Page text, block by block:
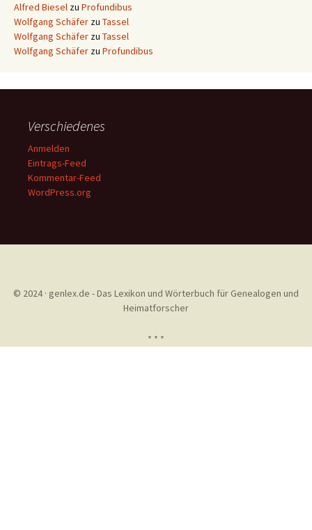
Alfred Biesel zu Profundibus
Wolfgang Schäfer zu Tassel
Wolfgang Schäfer zu Tassel
Wolfgang Schäfer zu Profundibus
Verschiedenes
Anmelden
Eintrags-Feed
Kommentar-Feed
WordPress.org
© 2024 · genlex.de - Das Lexikon und Wörterbuch für Genealogen und
Heimatforscher
* * *